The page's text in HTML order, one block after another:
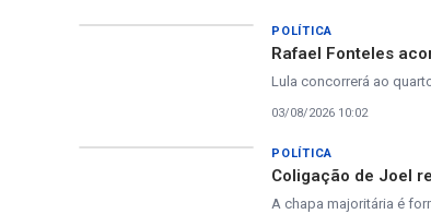
POLÍTICA
Rafael Fonteles
Lula concorrerá ao
03/08/2026 10:02
POLÍTICA
Coligação de Joel
A chapa majoritária é